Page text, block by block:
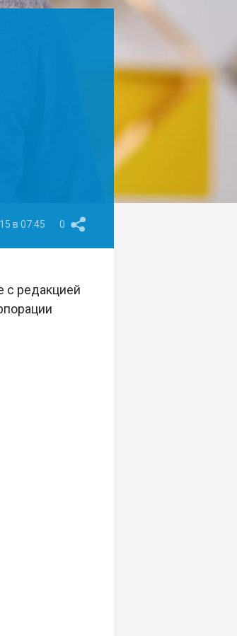
в 07:45 0
с редакцией